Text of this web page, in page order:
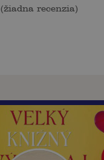
(žiadna recenzia)